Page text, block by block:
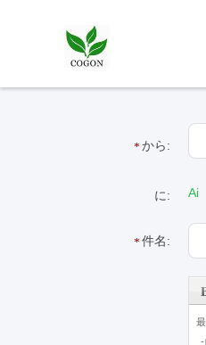
から:
に: Ai
件名: